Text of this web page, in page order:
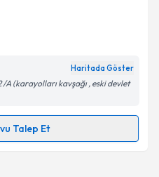
Haritada Göster
(karayolları kavşağı , eski devlet
Talep Et